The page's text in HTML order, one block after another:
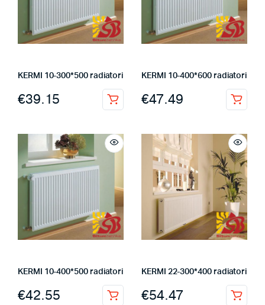
KERMI 10-300*500 radiatori
€39.15
KERMI 10-400*600 radiatori
€47.49
KERMI 10-400*500 radiatori
€42.55
KERMI 22-300*400 radiatori
€54.47